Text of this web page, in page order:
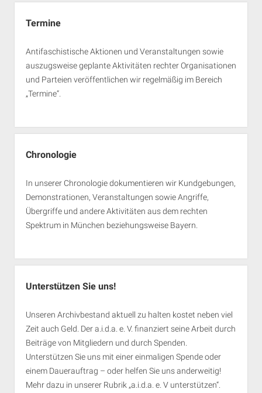
Termine
Antifaschistische Aktionen und Veranstaltungen sowie
auszugsweise geplante Aktivitäten rechter Organisationen
und Parteien veröffentlichen wir regelmäßig im Bereich
„Termine“.
Chronologie
In unserer Chronologie dokumentieren wir Kundgebungen,
Demonstrationen, Veranstaltungen sowie Angriffe,
Übergriffe und andere Aktivitäten aus dem rechten
Spektrum in München beziehungsweise Bayern.
Unterstützen Sie uns!
Unseren Archivbestand aktuell zu halten kostet neben viel
Zeit auch Geld. Der a.i.d.a. e. V. finanziert seine Arbeit durch
Beiträge von Mitgliedern und durch Spenden.
Unterstützen Sie uns mit einer einmaligen Spende oder
einem Dauerauftrag – oder helfen Sie uns anderweitig!
Mehr dazu in unserer Rubrik „a.i.d.a. e. V unterstützen“.